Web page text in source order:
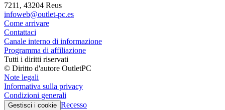
7211, 43204 Reus
infoweb@outlet-pc.es
Come arrivare
Contattaci
Canale interno di informazione
Programma di affiliazione
Tutti i diritti riservati
© Diritto d'autore OutletPC
Note legali
Informativa sulla privacy
Condizioni generali
Gestisci i cookie Recesso